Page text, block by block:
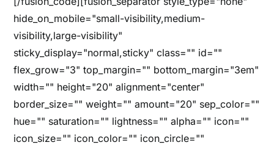
hide_on_mobile="small-visibility,medium-
visibility,large-visibility"
sticky_display="normal,sticky" class="" id=""
flex_grow="3" top_margin="" bottom_margin="3em"
width="" height="20" alignment="center"
border_size="" weight="" amount="20" sep_color=""
hue="" saturation="" lightness="" alpha="" icon=""
icon_size="" icon_color="" icon_circle=""